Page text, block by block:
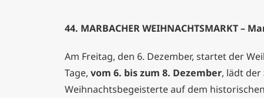
44. MARBACHER WEIHNACHTSMARKT –
Am Freitag, den 6. Dezember, startet der
Tage, vom 6. bis zum 8. Dezember, lädt der
Weihnachtsbegeisterte auf dem